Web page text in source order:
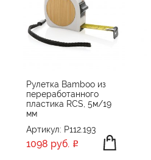
Рулетка Bamboo из
переработанного
пластика RCS, 5м/19
мм
Артикул: P112.193
1098 руб.